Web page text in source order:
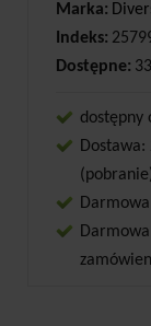
Marka:
Indeks:
Dostępne:
dostępny
Dostawa:
Darmowa